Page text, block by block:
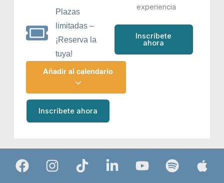
Plazas
limitadas –
¡Reserva la
tuya!
Inscríbete ahora
experiencia
Inscríbete
ahora